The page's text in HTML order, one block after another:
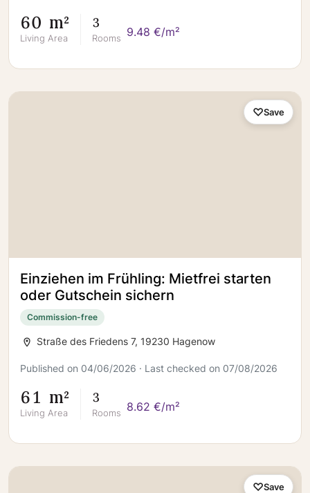
60 m²
Living Area
3
Rooms 9.48 €/m²
Einziehen im Frühling: Mietfrei starten
oder Gutschein sichern
Commission-free
Straße des Friedens 7, 19230 Hagenow
Published on 04/06/2026 · Last checked on 07/08/2026
61 m²
Living Area
3
Rooms 8.62 €/m²
Save
Save